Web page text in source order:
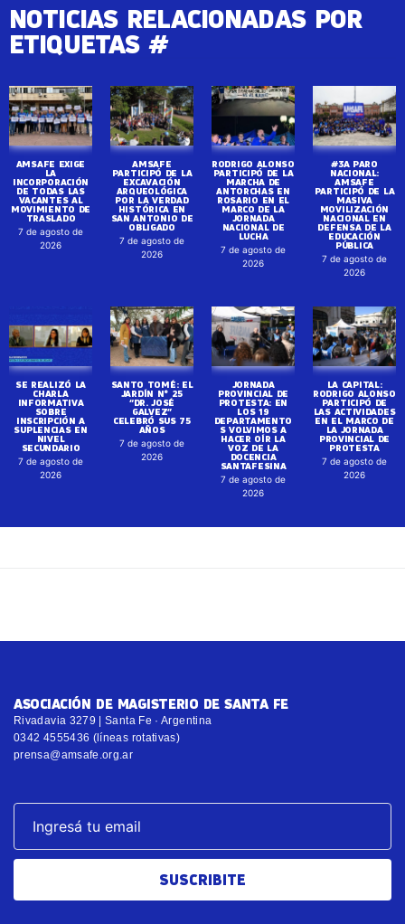
NOTICIAS RELACIONADAS POR
ETIQUETAS #
AMSAFE EXIGE
LA
INCORPORACIÓN
DE TODAS LAS
VACANTES AL
MOVIMIENTO DE
TRASLADO
7 de agosto de
2026
AMSAFE
PARTICIPÓ DE LA
EXCAVACIÓN
ARQUEOLÓGICA
POR LA VERDAD
HISTÓRICA EN
SAN ANTONIO DE
OBLIGADO
7 de agosto de
2026
RODRIGO ALONSO
PARTICIPÓ DE LA
MARCHA DE
ANTORCHAS EN
ROSARIO EN EL
MARCO DE LA
JORNADA
NACIONAL DE
LUCHA
7 de agosto de
2026
#3A PARO
NACIONAL:
AMSAFE
PARTICIPÓ DE LA
MASIVA
MOVILIZACIÓN
NACIONAL EN
DEFENSA DE LA
EDUCACIÓN
PÚBLICA
7 de agosto de
2026
SE REALIZÓ LA
CHARLA
INFORMATIVA
SOBRE
INSCRIPCIÓN A
SUPLENCIAS EN
NIVEL
SECUNDARIO
7 de agosto de
2026
SANTO TOMÉ: EL
JARDÍN N° 25
“DR. JOSÉ
GALVEZ”
CELEBRÓ SUS 75
AÑOS
7 de agosto de
2026
JORNADA
PROVINCIAL DE
PROTESTA: EN
LOS 19
DEPARTAMENTO
S VOLVIMOS A
HACER OÍR LA
VOZ DE LA
DOCENCIA
SANTAFESINA
7 de agosto de
2026
LA CAPITAL:
RODRIGO ALONSO
PARTICIPÓ DE
LAS ACTIVIDADES
EN EL MARCO DE
LA JORNADA
PROVINCIAL DE
PROTESTA
7 de agosto de
2026
ASOCIACIÓN DE MAGISTERIO DE SANTA FE
Rivadavia 3279 | Santa Fe · Argentina
0342 4555436 (líneas rotativas)
prensa@amsafe.org.ar
SUSCRIBITE